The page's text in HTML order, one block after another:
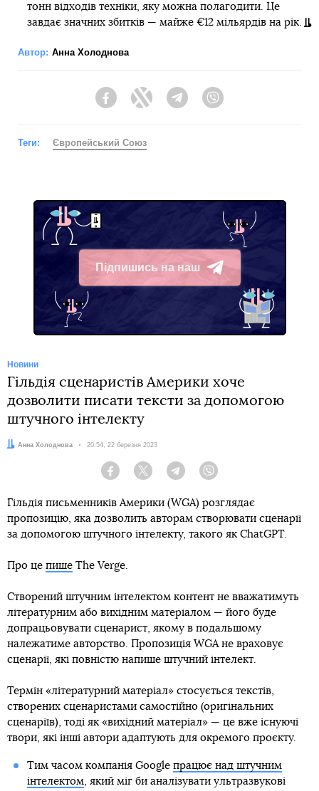
тонн відходів техніки, яку можна полагодити. Це
завдає значних збитків — майже €12 мільярдів на рік.
Автор: Анна Холоднова
FacebookTwitter Telegram
Теги: Європейський Союз
Підпишись на наш
Telegram
Новини
Гільдія сценаристів Америки хоче
дозволити писати тексти за допомогою
штучного інтелекту
Автор:
Анна Холоднова Дата:
20:54, 22 березня 2023
Facebook Twitter Telegram
Гільдія письменників Америки (WGA) розглядає
пропозицію, яка дозволить авторам створювати сценарії
за допомогою штучного інтелекту, такого як ChatGPT.
Про це пише The Verge.
Створений штучним інтелектом контент не вважатимуть
літературним або вихідним матеріалом — його буде
допрацьовувати сценарист, якому в подальшому
належатиме авторство. Пропозиція WGA не враховує
сценарії, які повністю напише штучний інтелект.
Термін «літературний матеріал» стосується текстів,
створених сценаристами самостійно (оригінальних
сценаріїв), тоді як «вихідний матеріал» — це вже існуючі
твори, які інші автори адаптують для окремого проєкту.
Тим часом компанія Google працює над штучним
інтелектом, який міг би аналізувати ультразвукові